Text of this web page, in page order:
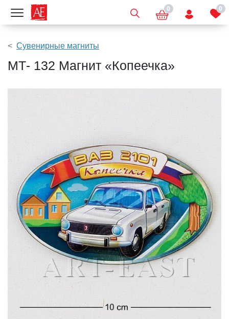
Показать меню 0 0
Сувенирные магниты
МТ- 132 Магнит «Копеечка»